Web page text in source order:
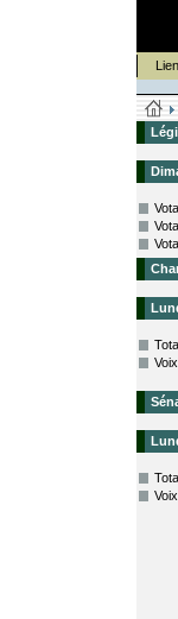
Voix
Voix